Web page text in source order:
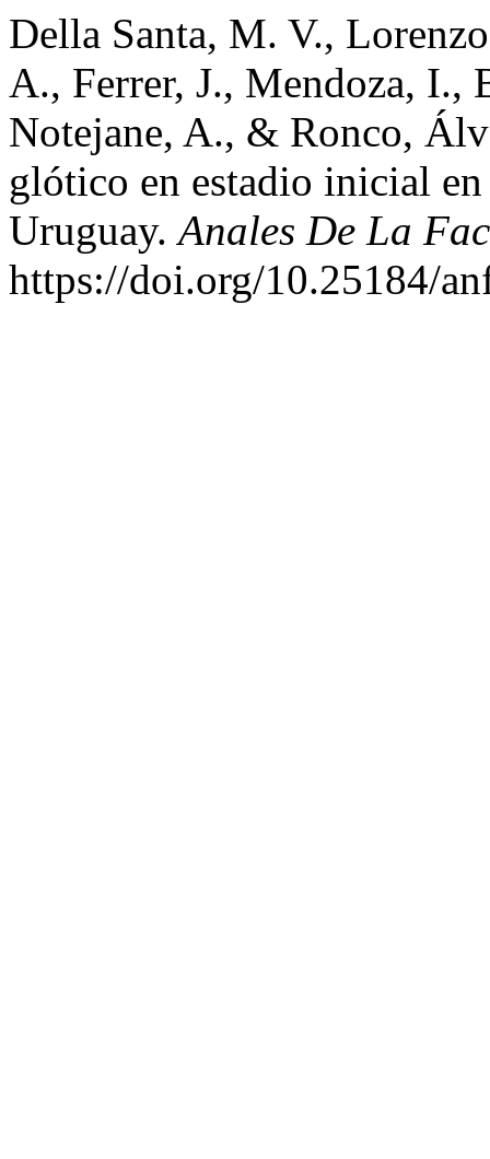
Della Santa, M. V.,
A., Ferrer, J., Mendoza, I.,
Notejane, A., & Ronco,
glótico en estadio inicial
Uruguay.Anales De La
https://doi.org/10.25184/